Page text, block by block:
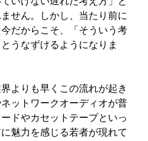
せん。しかし、当たり前に
だからこそ、「そういう考
うなずけるようになりま
よりも早くこの流れが起き
ットワークオーディオが普
ドやカセットテープといっ
魅力を感じる若者が現れて